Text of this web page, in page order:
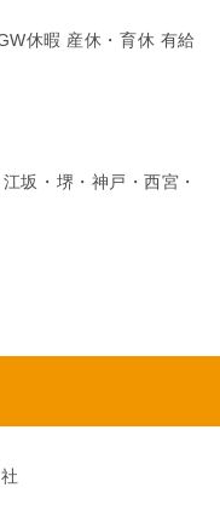
休暇 産休・育休 有給
坂・堺・神戸・西宮・